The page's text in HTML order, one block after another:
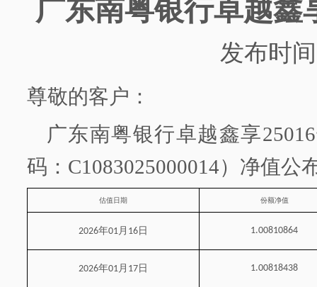
广东南粤银行卓越鑫
发布时
尊敬的客户：
广东南粤银行卓越鑫享
码： C1083025000014）净值公
估值日期 份额净值
2026年01月 16 日 1.00810864
2026年01月 17 日 1.00818438